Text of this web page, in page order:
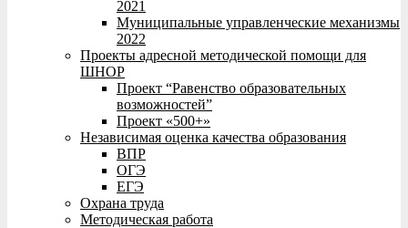
2021
Муниципальные управленческие механизмы
2022
Проекты адресной методической помощи для
ШНОР
Проект “Равенство образовательных
возможностей”
Проект «500+»
Независимая оценка качества образования
ВПР
ОГЭ
ЕГЭ
Охрана труда
Методическая работа